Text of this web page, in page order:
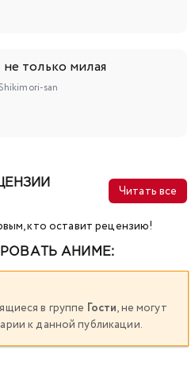
только милая
san
Читать все
кто оставит рецензию!
АНИМЕ:
в группе Гости, не могут
к данной публикации.